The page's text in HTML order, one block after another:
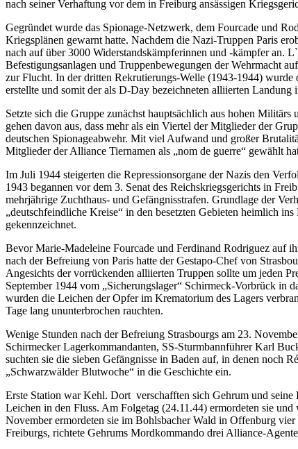
nach seiner Verhaftung vor dem in Freiburg ansässigen
Gegründet wurde das Spionage-Netzwerk, dem Fourcade und
Kriegsplänen gewarnt hatte. Nachdem die Nazi-Truppen Paris
nach auf über 3000 Widerstandskämpferinnen und -kämpfer an.
Befestigungsanlagen und Truppenbewegungen der Wehrmacht
zur Flucht. In der dritten Rekrutierungs-Welle (1943-1944) wurde
erstellte und somit der als D-Day bezeichneten alliierten Landung
Setzte sich die Gruppe zunächst hauptsächlich aus hohen
gehen davon aus, dass mehr als ein Viertel der Mitglieder der
deutschen Spionageabwehr. Mit viel Aufwand und großer
Mitglieder der Alliance Tiernamen als „nom de guerre“ gewählt
Im Juli 1944 steigerten die Repressionsorgane der Nazis den
1943 begannen vor dem 3. Senat des Reichskriegsgerichts in
mehrjährige Zuchthaus- und Gefängnisstrafen. Grundlage der
„deutschfeindliche Kreise“ in den besetzten Gebieten heimlich
gekennzeichnet.
Bevor Marie-Madeleine Fourcade und Ferdinand Rodriguez auf
nach der Befreiung von Paris hatte der Gestapo-Chef von
Angesichts der vorrückenden alliierten Truppen sollte um jeden
September 1944 vom „Sicherungslager“ Schirmeck-Vorbrück in
wurden die Leichen der Opfer im Krematorium des Lagers
Tage lang ununterbrochen rauchten.
Wenige Stunden nach der Befreiung Strasbourgs am 23.
Schirmecker Lagerkommandanten, SS-Sturmbannführer Karl
suchten sie die sieben Gefängnisse in Baden auf, in denen noch
„Schwarzwälder Blutwoche“ in die Geschichte ein.
Erste Station war Kehl. Dort verschafften sich Gehrum und
Leichen in den Fluss. Am Folgetag (24.11.44) ermordeten sie
November ermordeten sie im Bohlsbacher Wald in Offenburg
Freiburgs, richtete Gehrums Mordkommando drei Alliance-